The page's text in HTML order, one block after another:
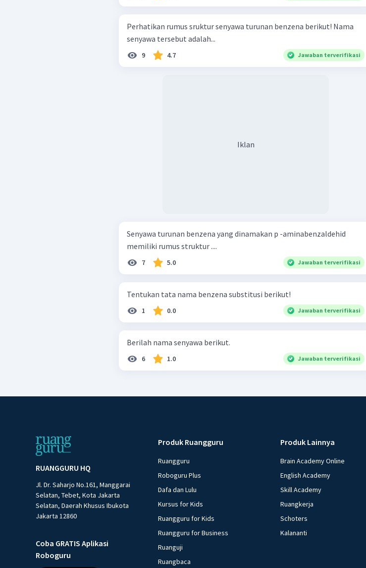
Perhatikan rumus sruktur senyawa turunan benzena berikut! Nama
senyawa tersebut adalah...
9 4.7 Jawaban terverifikasi
Iklan
Senyawa turunan benzena yang dinamakan p -aminabenzaldehid
memiliki rumus struktur ....
7 5.0 Jawaban terverifikasi
Tentukan tata nama benzena substitusi berikut!
1 0.0 Jawaban terverifikasi
Berilah nama senyawa berikut.
6 1.0 Jawaban terverifikasi
RUANGGURU HQ
Jl. Dr. Saharjo No.161, Manggarai
Selatan, Tebet, Kota Jakarta
Selatan, Daerah Khusus Ibukota
Jakarta 12860
Coba GRATIS Aplikasi
Roboguru
Produk Ruangguru
Ruangguru
Roboguru Plus
Dafa dan Lulu
Kursus for Kids
Ruangguru for Kids
Ruangguru for Business
Ruanguji
Ruangbaca
Produk Lainnya
Brain Academy Online
English Academy
Skill Academy
Ruangkerja
Schoters
Kalananti